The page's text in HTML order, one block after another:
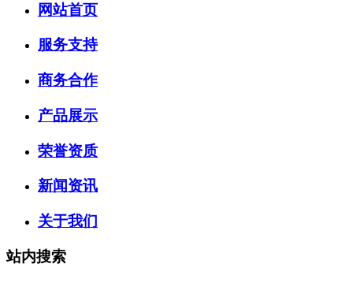
网站首页
服务支持
商务合作
产品展示
荣誉资质
新闻资讯
关于我们
站内搜索